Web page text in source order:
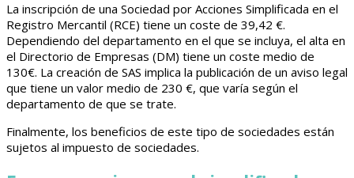
La inscripción de una Sociedad por Acciones Simplificada en el
Registro Mercantil (RCE) tiene un coste de 39,42 €.
Dependiendo del departamento en el que se incluya, el alta en
el Directorio de Empresas (DM) tiene un coste medio de
130€. La creación de SAS implica la publicación de un aviso legal
que tiene un valor medio de 230 €, que varía según el
departamento de que se trate.
Finalmente, los beneficios de este tipo de sociedades están
sujetos al impuesto de sociedades.